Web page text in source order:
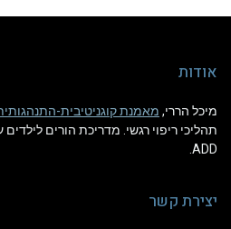
אודות
מיכל הררי,מאמנת קוגניטיבית-התנהגותית (CBC, NLP)
ADD.
יצירת קשר